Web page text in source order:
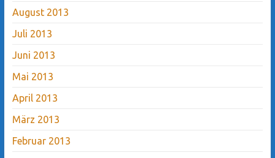
August 2013
Juli 2013
Juni 2013
Mai 2013
April 2013
März 2013
Februar 2013